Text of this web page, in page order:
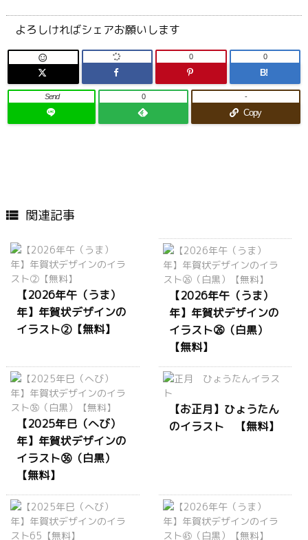
よろしければシェアお願いします
 0
B!
0
Send 0
Copy
-
 関連記事
【2026年午（うま）
年】年賀状デザインの
イラスト②【無料】
【2026年午（うま）
年】年賀状デザインの
イラスト㉖（白黒）
【無料】
【2025年巳（へび）
年】年賀状デザインの
イラスト㊱（白黒）
【無料】
【お正月】ひょうたん
のイラスト 【無料】